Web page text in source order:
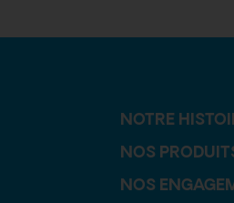
NOTRE
NOS
NOS